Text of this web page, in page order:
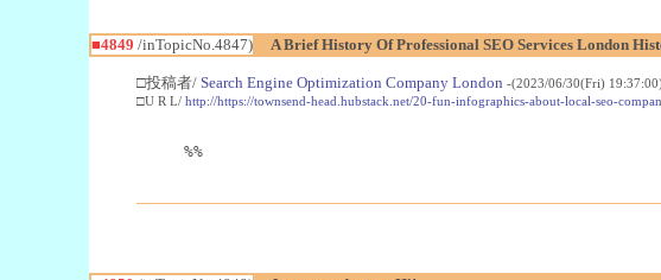
■4849 /inTopicNo.4847) A Brief History Of Professional SEO Services London
□投稿者/ Search Engine Optimization Company London -(2023/06/30(Fri)
□U R L/ http://https://townsend-head.hubstack.net/20-fun-infographics-about-local-seo-
%%